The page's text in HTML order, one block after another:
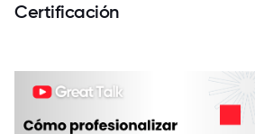
Certificación